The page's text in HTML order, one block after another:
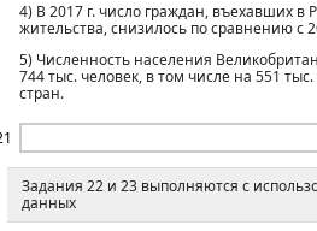
4) В 2017 г. число граждан, въехавших в
жительства, снизилось по сравнению с
5) Численность населения
744 тыс. человек, в том числе на 551
стран.
Задания 22 и 23 выполняются с
данных